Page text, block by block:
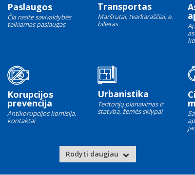
Paslaugos
Čia rasite savivaldybės
teikiamas paslaugas
Transportas
Maršrutai, tvarkaraščiai, e.
bilietas
Korupcijos
prevencija
Antikorupcijos komisija,
kontaktai
Urbanistika
Teritorijų planavimas ir
statyba, žemės sklypai
Rodyti daugiau